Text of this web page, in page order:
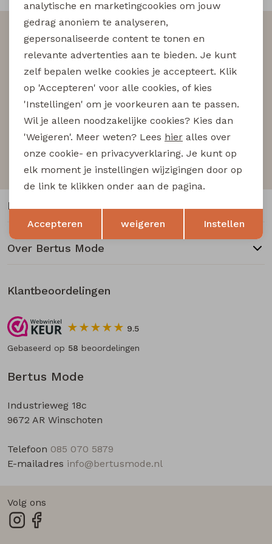
Bermuda's
Piraat broeken
Lange broeken
Rokken
Altijd als eerste op de hoogte zijn?
Schrijf je in voor onze nieuwsbrief en wees als eerst
op de hoogte van nieuwe acties!
Aanmelden
Hoe we met je data omgaan? Bekijk dit in onze
privacyverklaring.
Bertus Mode
Industrieweg 18c
9672 AR Winschoten
Telefoon 085 070 5879
E-mailadres info@bertusmode.nl
Klantenservice
Over Bertus Mode
Klantbeoordelingen
9.5
Gebaseerd op 58 beoordelingen
Volg ons
Terug Opslaan
analytische en marketingcookies om jouw
gedrag anoniem te analyseren,
gepersonaliseerde content te tonen en
relevante advertenties aan te bieden. Je kunt
zelf bepalen welke cookies je accepteert. Klik
op 'Accepteren' voor alle cookies, of kies
'Instellingen' om je voorkeuren aan te passen.
Wil je alleen noodzakelijke cookies? Kies dan
'Weigeren'. Meer weten? Lees hier alles over
onze cookie- en privacyverklaring. Je kunt op
elk moment je instellingen wijzigingen door op
de link te klikken onder aan de pagina.
Accepteren weigeren Instellen